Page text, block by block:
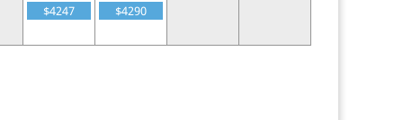
$4247 $4290